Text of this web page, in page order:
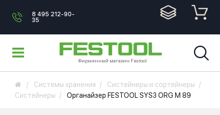
8 495 212-90-
35
Фирменный магазин Festool
Системы хранения
Систейнеры и сортейнеры
Систейнеры
Органайзер FESTOOL SYS3 ORG M 89